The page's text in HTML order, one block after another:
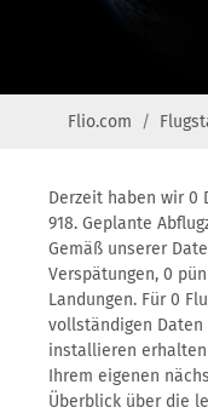
Flio.com
Derzeit haben wir 0
918. Geplante
Gemäß unserer
Verspätungen, 0
Landungen. Für 0
vollständigen Daten
installieren erhalten
Ihrem eigenen
Überblick über die